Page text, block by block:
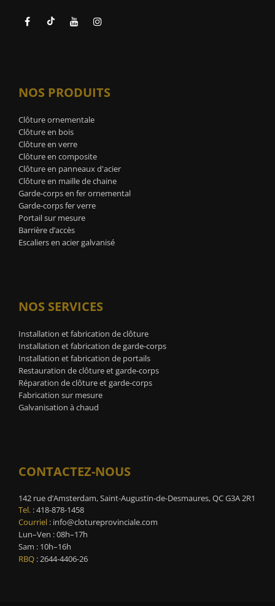
NOS PRODUITS
Clôture ornementale
Clôture en bois
Clôture en verre
Clôture en composite
Clôture en panneaux d'acier
Clôture en maille de chaine
Garde-corps en fer ornemental
Garde-corps fer verre
Portail sur mesure
Barrière d’accès
Escaliers en acier galvanisé
NOS SERVICES
Installation et fabrication de clôture
Installation et fabrication de garde-corps
Installation et fabrication de portails
Restauration de clôture et garde-corps
Réparation de clôture et garde-corps
Fabrication sur mesure
Galvanisation à chaud
CONTACTEZ-NOUS
142 rue d’Amsterdam, Saint-Augustin-de-Desmaures, QC G3A 2R1
Tel. :418-878-1458
Courriel : info@clotureprovinciale.com
Lun–Ven : 08h–17h
Sam : 10h–16h
RBQ : 2644-4406-26